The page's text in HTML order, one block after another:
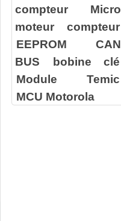
compteur
Micro
moteur compteur
EEPROM
CAN
BUS
bobine clé
Module Temic
MCU Motorola